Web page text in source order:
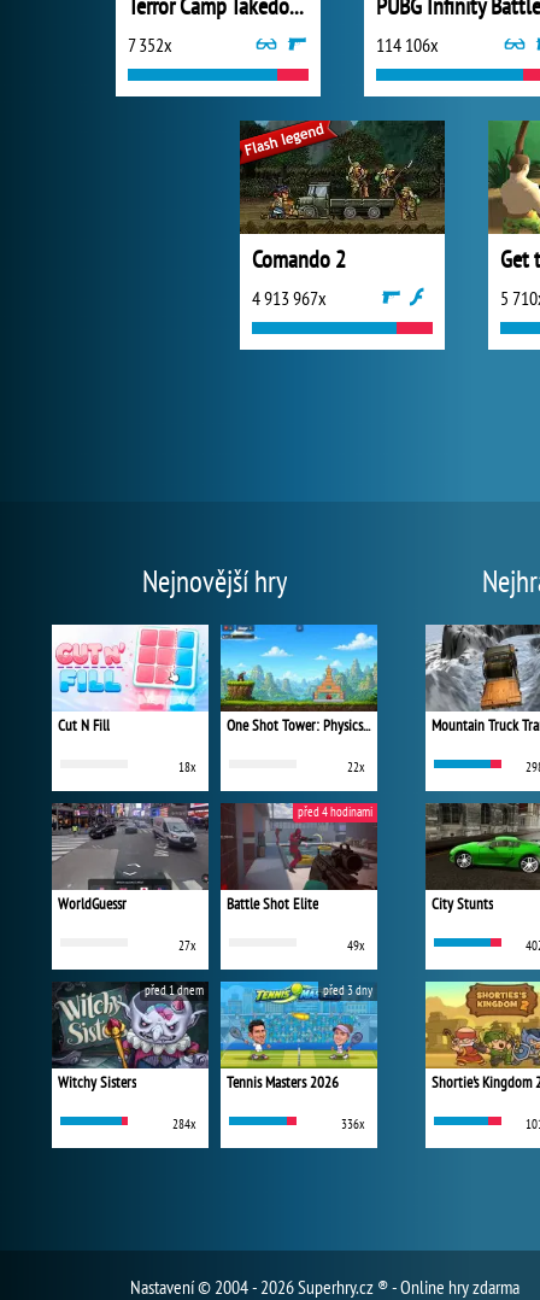
7 352x 114 106x
Comando 2
4 913 967x
Get
5
Nejnovější hry
Cut N Fill
18x
One Shot Tower: Physics Destroyer
22x
WorldGuessr
27x
Battle Shot Elite
49x
před 4 hodinami
Witchy Sisters
284x
před 1 dnem
Tennis Masters 2026
336x
před 3 dny
Mountain Truck
City Stunts
Shortie's Kingdom
Nastavení© 2004 - 2026 Superhry.cz ® - Online hry zdarma